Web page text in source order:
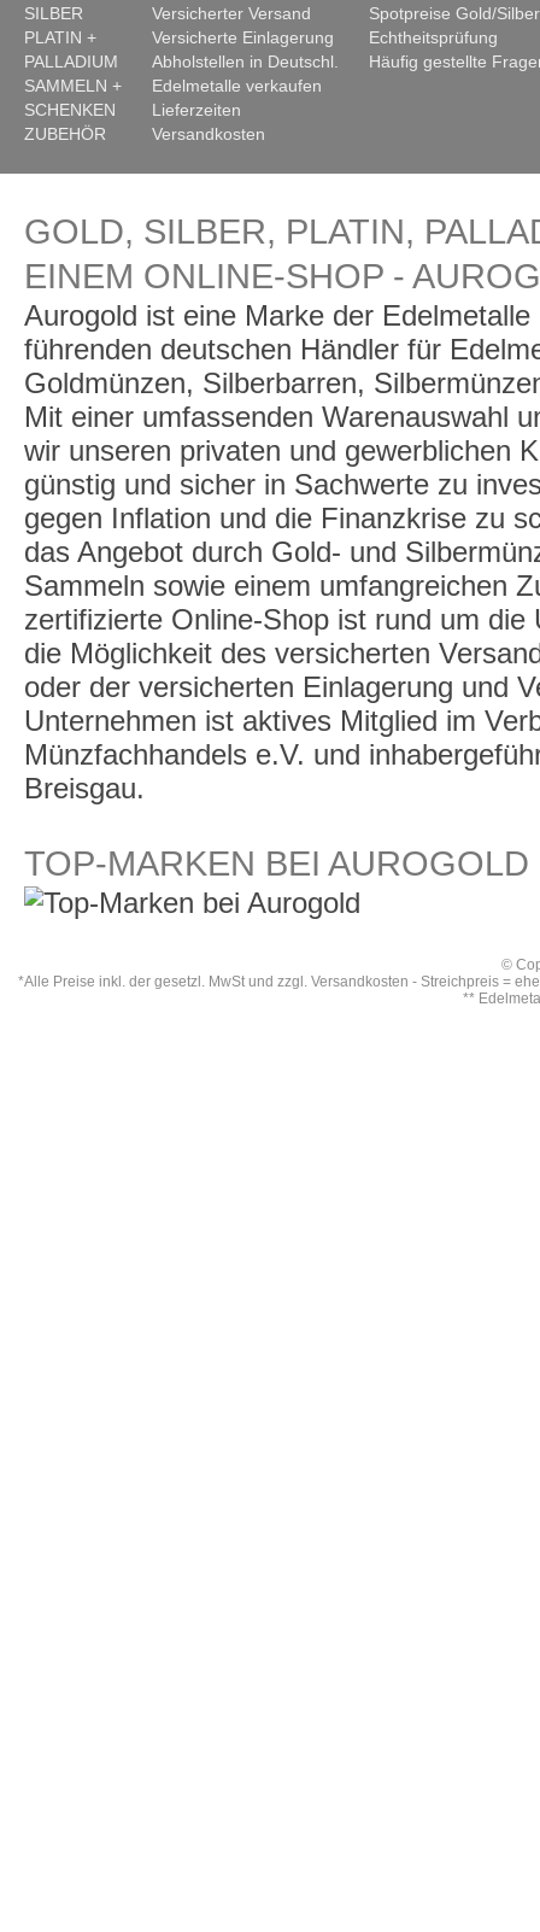
SILBER
PLATIN +
PALLADIUM
SAMMELN +
SCHENKEN
ZUBEHÖR
Versicherter Versand
Versicherte Einlagerung
Abholstellen in Deutschl.
Edelmetalle verkaufen
Lieferzeiten
Versandkosten
Spotpreise Gold/Silber
Echtheitsprüfung
Häufig gestellte
GOLD, SILBER, PLATIN,
EINEM ONLINE-SHOP -
Aurogold ist eine Marke der
führenden deutschen Händler für
Goldmünzen, Silberbarren,
Mit einer umfassenden Warenauswahl
wir unseren privaten und gewerblichen
günstig und sicher in Sachwerte zu
gegen Inflation und die Finanzkrise zu
das Angebot durch Gold- und
Sammeln sowie einem umfangreichen
zertifizierte Online-Shop ist rund um die
die Möglichkeit des versicherten
oder der versicherten Einlagerung und
Unternehmen ist aktives Mitglied im
Münzfachhandels e.V. und
Breisgau.
TOP-MARKEN BEI AUROGOLD
©
*Alle Preise inkl. der gesetzl. MwSt und zzgl.Versandkosten - Streichpreis =
**